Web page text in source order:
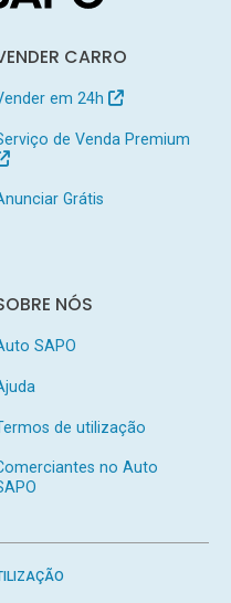
CARRO
em 24h
de Venda Premium
Grátis
NÓS
SAPO
de utilização
no Auto